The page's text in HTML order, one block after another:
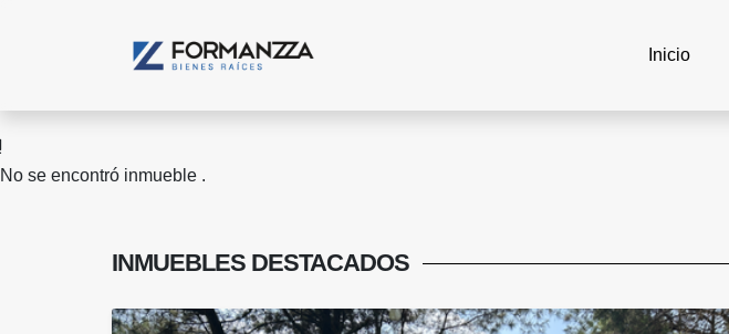
Inicio
No se encontró inmueble .
INMUEBLES DESTACADOS